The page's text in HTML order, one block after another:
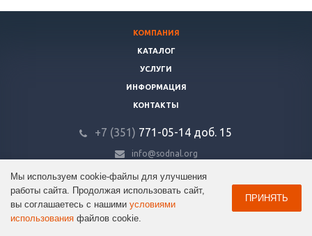
© 2026 ООО «Содружество». Все права защищены.
КОМПАНИЯ
КАТАЛОГ
УСЛУГИ
ИНФОРМАЦИЯ
КОНТАКТЫ
+7 (351) 771-05-14 доб. 15
info@sodnal.org
Мы используем cookie-файлы для улучшения
работы сайта. Продолжая использовать сайт,
вы соглашаетесь с нашими условиями
использования файлов cookie.
ПРИНЯТЬ